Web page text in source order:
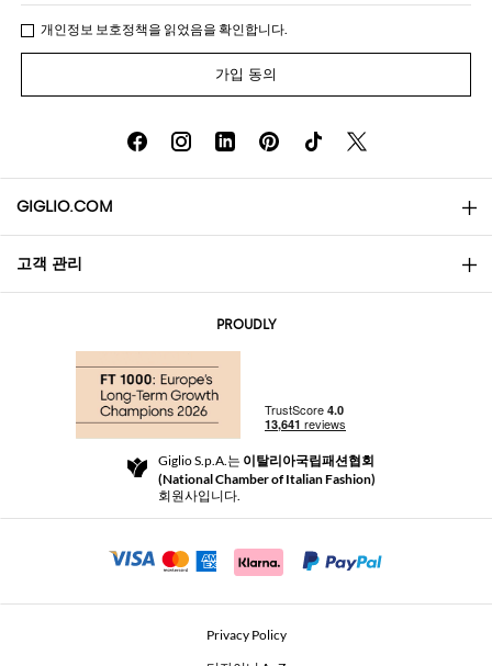
개인정보 보호정책을 읽었음을 확인합니다.
가입 동의
GIGLIO.COM
소개
Community Store
Beauty Seekers VIP Club
고객 관리
반품 및 환불
For a safe shopping experience
Security Communication
PROUDLY
Giglio S.p.A.는 이탈리아국립패션협회
(National Chamber of Italian Fashion)
회원사입니다.
Privacy Policy